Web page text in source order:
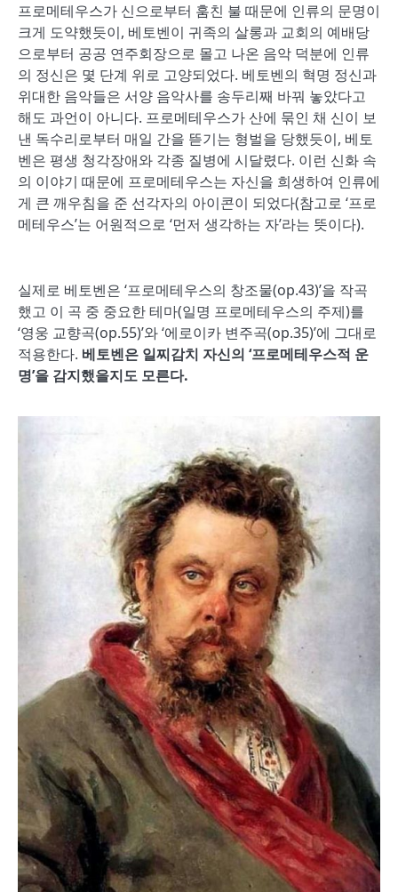
프로메테우스가 신으로부터 훔친 불 때문에 인류의 문명이
크게 도약했듯이, 베토벤이 귀족의 살롱과 교회의 예배당
으로부터 공공 연주회장으로 몰고 나온 음악 덕분에 인류
의 정신은 몇 단계 위로 고양되었다. 베토벤의 혁명 정신과
위대한 음악들은 서양 음악사를 송두리째 바꿔 놓았다고
해도 과언이 아니다. 프로메테우스가 산에 묶인 채 신이 보
낸 독수리로부터 매일 간을 뜯기는 형벌을 당했듯이, 베토
벤은 평생 청각장애와 각종 질병에 시달렸다. 이런 신화 속
의 이야기 때문에 프로메테우스는 자신을 희생하여 인류에
게 큰 깨우침을 준 선각자의 아이콘이 되었다(참고로 ‘프로
메테우스’는 어원적으로 ‘먼저 생각하는 자’라는 뜻이다).
실제로 베토벤은 ‘프로메테우스의 창조물(op.43)’을 작곡
했고 이 곡 중 중요한 테마(일명 프로메테우스의 주제)를
‘영웅 교향곡(op.55)’와 ‘에로이카 변주곡(op.35)’에 그대로
적용한다. 베토벤은 일찌감치 자신의 ‘프로메테우스적 운
명’을 감지했을지도 모른다.